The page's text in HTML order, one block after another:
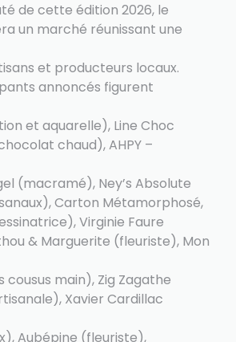
de cette édition 2026, le
un marché réunissant une
et producteurs locaux.
annoncés figurent
et aquarelle), Line Choc
chaud), AHPY –
(macramé), Ney’s Absolute
Carton Métamorphosé,
Virginie Faure
& Marguerite (fleuriste), Mon
cousus main), Zig Zagathe
Xavier Cardillac
Aubépine (fleuriste),